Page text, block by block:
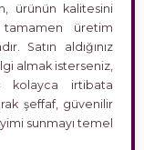
ürünün kalitesini
üretim
Satın aldığınız
almak isterseniz,
kolayca irtibata
şeffaf, güvenilir
sunmayı temel